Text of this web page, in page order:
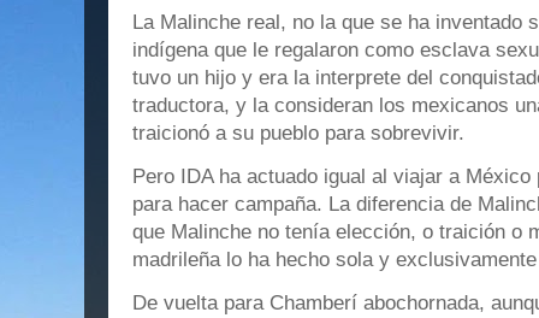
La Malinche real, no la que se ha inventado
indígena que le regalaron como esclava
tuvo un hijo y era la interprete del
traductora, y la consideran los mexicanos
traicionó a su pueblo para sobrevivir.
Pero IDA ha actuado igual al viajar a
para hacer campaña. La diferencia de
que Malinche no tenía elección, o traición o
madrileña lo ha hecho sola y
De vuelta para Chamberí abochornada,